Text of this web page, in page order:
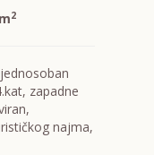
2
zapadne
najma,